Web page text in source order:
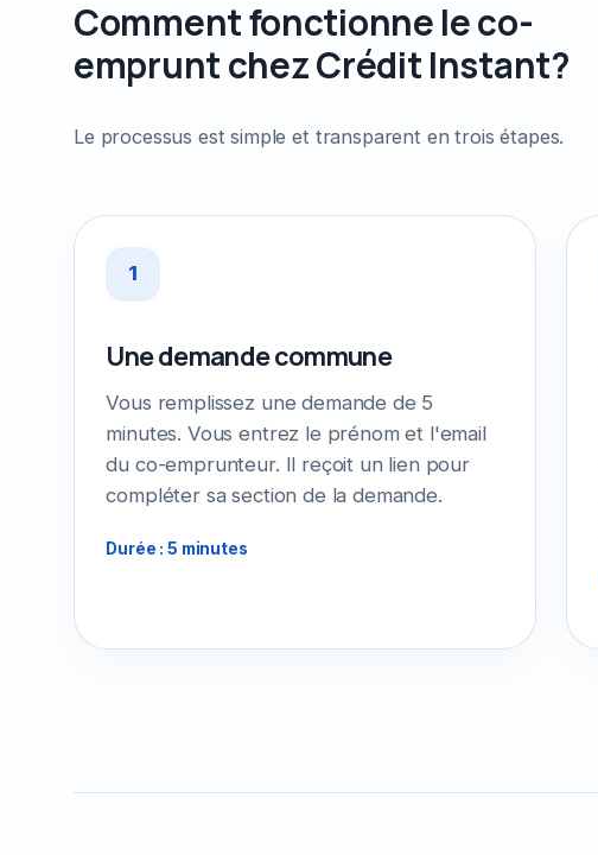
Comment fonctionne le co-
emprunt chez Crédit Instant?
Le processus est simple et transparent en trois étapes.
1
Une demande commune
Vous remplissez une demande de 5
minutes. Vous entrez le prénom et l'email
du co-emprunteur. Il reçoit un lien pour
compléter sa section de la demande.
Durée : 5 minutes